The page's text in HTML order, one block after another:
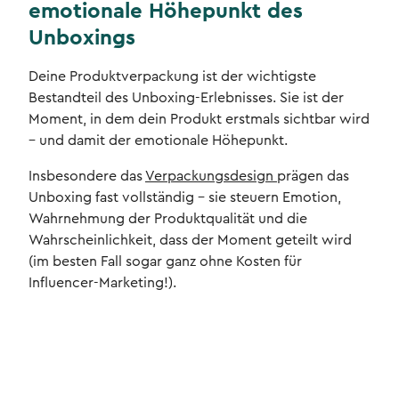
emotionale Höhepunkt des
Unboxings
Deine Produktverpackung ist der wichtigste
Bestandteil des Unboxing-Erlebnisses. Sie ist der
Moment, in dem dein Produkt erstmals sichtbar wird
– und damit der emotionale Höhepunkt.
Insbesondere dasVerpackungsdesign prägen das
Unboxing fast vollständig – sie steuern Emotion,
Wahrnehmung der Produktqualität und die
Wahrscheinlichkeit, dass der Moment geteilt wird
(im besten Fall sogar ganz ohne Kosten für
Influencer-Marketing!).